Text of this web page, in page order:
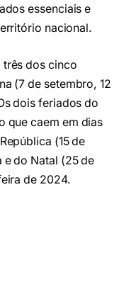
essenciais e
nacional.
três dos cinco
(7 de setembro, 12
dois feriados do
que caem em dias
(15 de
do Natal (25 de
de 2024.